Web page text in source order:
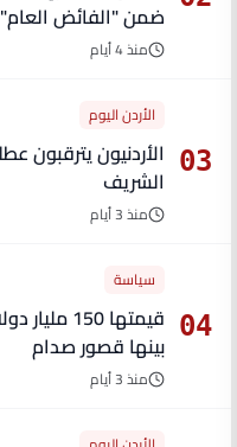
ضمن "الفائض
منذ 4 أيام
03
الأردن اليوم
الأردنيون يترقبون
الشريف
منذ 3 أيام
04
سياسة
بينها قصور صدام
منذ 3 أيام